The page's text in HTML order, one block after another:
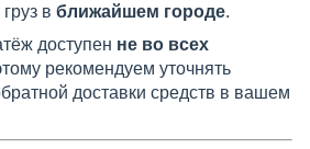
в ближайшем городе.
доступен не во всех
рекомендуем уточнять
доставки средств в вашем